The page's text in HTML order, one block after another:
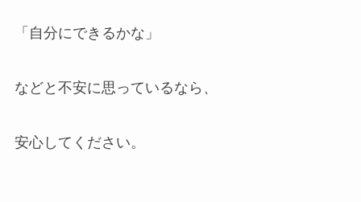
「自分にできるかな」
などと不安に思っているなら、
安心してください。